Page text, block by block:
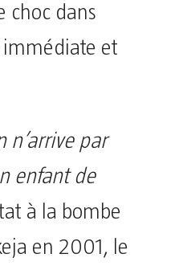
choc dans
et
n’arrive par
enfant de
à la bombe
en 2001, le